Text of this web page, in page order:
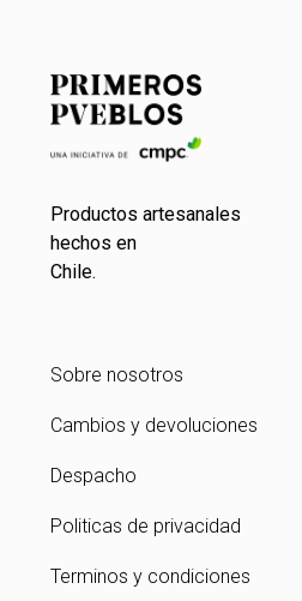
Productos artesanales
hechos en
Chile.
Sobre nosotros
Cambios y devoluciones
Despacho
Politicas de privacidad
Terminos y condiciones